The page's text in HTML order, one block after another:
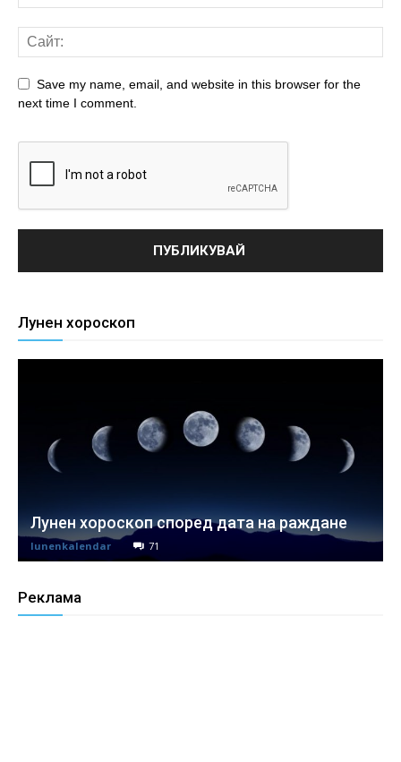
Save my name, email, and website in this browser for the
next time I comment.
Лунен хороскоп
Лунен хороскоп според дата на раждане
lunenkalendar 71
Реклама